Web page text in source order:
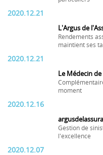
2020.12.21
L'Argus de
Rendements
maintient ses
2020.12.21
Le Médecin de
moment
2020.12.16
Gestion de
l'excellence
2020.12.07